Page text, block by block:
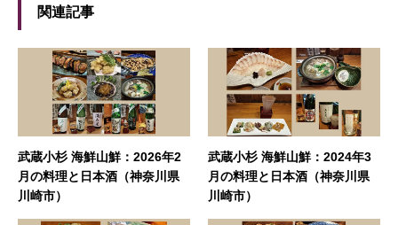
関連記事
武蔵小杉 海鮮山鮮：2026年2
月の料理と日本酒（神奈川県
川崎市）
武蔵小杉 海鮮山鮮：2024年3
月の料理と日本酒（神奈川県
川崎市）